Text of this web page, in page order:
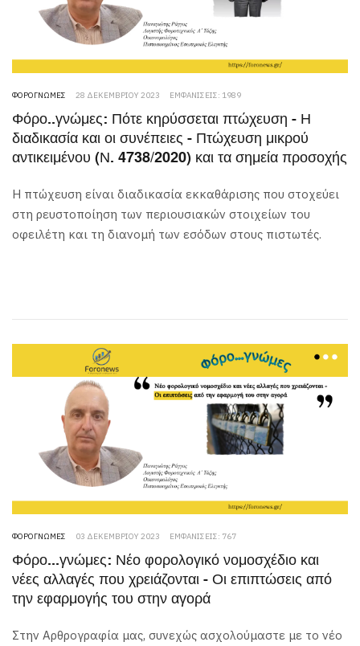
ΦΟΡΟΓΝΏΜΕΣ 28 ΔΕΚΕΜΒΡΊΟΥ 2023 ΕΜΦΑΝΊΣΕΙΣ: 1989
Φόρο..γνώμες: Πότε κηρύσσεται πτώχευση - Η
διαδικασία και οι συνέπειες - Πτώχευση μικρού
αντικειμένου (Ν. 4738/2020) και τα σημεία προσοχής
Η πτώχευση είναι διαδικασία εκκαθάρισης που στοχεύει
στη ρευστοποίηση των περιουσιακών στοιχείων του
οφειλέτη και τη διανομή των εσόδων στους πιστωτές.
ΦΟΡΟΓΝΏΜΕΣ 03 ΔΕΚΕΜΒΡΊΟΥ 2023 ΕΜΦΑΝΊΣΕΙΣ: 767
Φόρο...γνώμες: Νέο φορολογικό νομοσχέδιο και
νέες αλλαγές που χρειάζονται - Οι επιπτώσεις από
την εφαρμογής του στην αγορά
Στην Αρθρογραφία μας, συνεχώς ασχολούμαστε με το νέο